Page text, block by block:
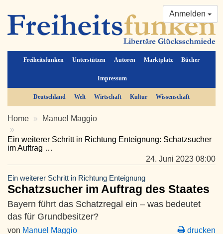
Freiheitsfunken Unterstützen Autoren Marktplatz Bücher
Impressum
Anmelden
Deutschland Welt Wirtschaft Kultur Wissenschaft
Home Manuel Maggio
Ein weiterer Schritt in Richtung Enteignung: Schatzsucher
im Auftrag …
24. Juni 2023 08:00
Ein weiterer Schritt in Richtung Enteignung
Schatzsucher im Auftrag des Staates
Bayern führt das Schatzregal ein – was bedeutet
das für Grundbesitzer?
von Manuel Maggio drucken